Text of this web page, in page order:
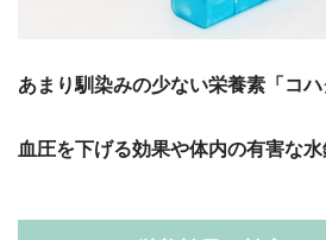
あまり馴染みの少ない栄養素「コハ
血圧を下げる効果や体内の有害な